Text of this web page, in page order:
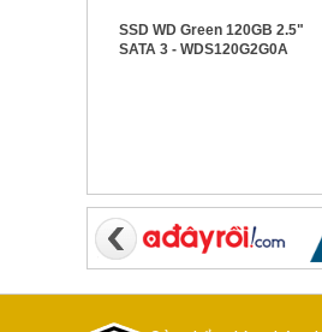
SSD WD Green 120GB 2.5"
SATA 3 - WDS120G2G0A